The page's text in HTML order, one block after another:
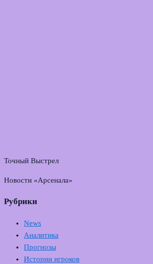
Точный Выстрел
Новости «Арсенала»
Рубрики
News
Аналитика
Прогнозы
Истории игроков